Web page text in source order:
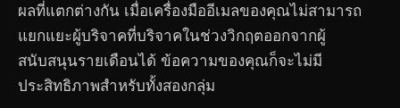
ผลที่แตกต่างกัน เมื่อเครื่องมืออีเมลของคุณไม่สามารถ
แยกแยะผู้บริจาคที่บริจาคในช่วงวิกฤตออกจากผู้
สนับสนุนรายเดือนได้ ข้อความของคุณก็จะไม่มี
ประสิทธิภาพสำหรับทั้งสองกลุ่ม